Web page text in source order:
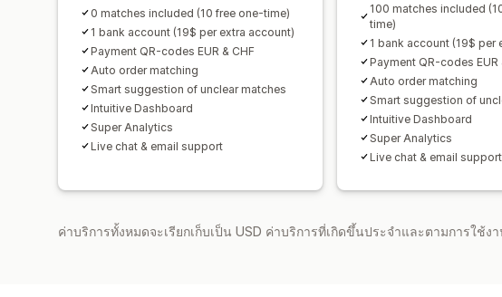
0 matches included (10 free one-time)
1 bank account (19$ per extra account)
Payment QR-codes EUR & CHF
Auto order matching
Smart suggestion of unclear matches
Intuitive Dashboard
Super Analytics
Live chat & email support
100 matches included
time)
1 bank account (19$ per
Payment QR-codes EUR
Auto order matching
Smart suggestion of
Intuitive Dashboard
Super Analytics
Live chat & email support
ค่าบริการทั้งหมดจะเรียกเก็บเป็น USD ค่าบริการที่เกิดขึ้นประจำและตามการใช้ง